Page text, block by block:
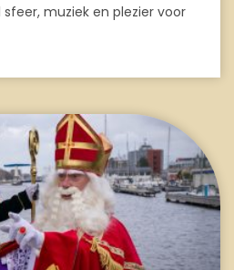
muziek en plezier voor